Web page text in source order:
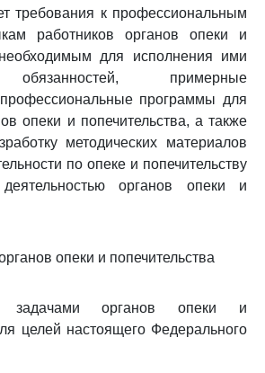
требования к профессиональным
работников органов опеки и
необходимым для исполнения ими
обязанностей, примерные
программы для
опеки и попечительства, а также
методических материалов
по опеке и попечительству
органов опеки и
опеки и попечительства
органов опеки и
целей настоящего Федерального